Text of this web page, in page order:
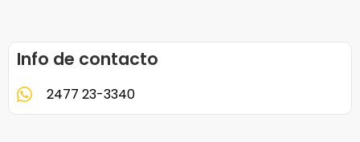
Info de contacto
2477 23-3340